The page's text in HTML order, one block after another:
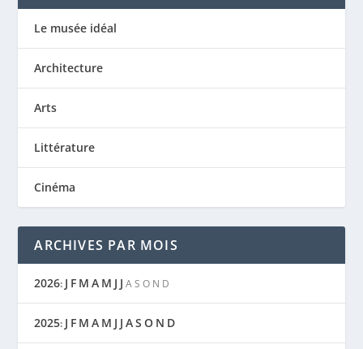
Le musée idéal
Architecture
Arts
Littérature
Cinéma
ARCHIVES PAR MOIS
2026: J F M A M J J A S O N D
2025: J F M A M J J AS O N D